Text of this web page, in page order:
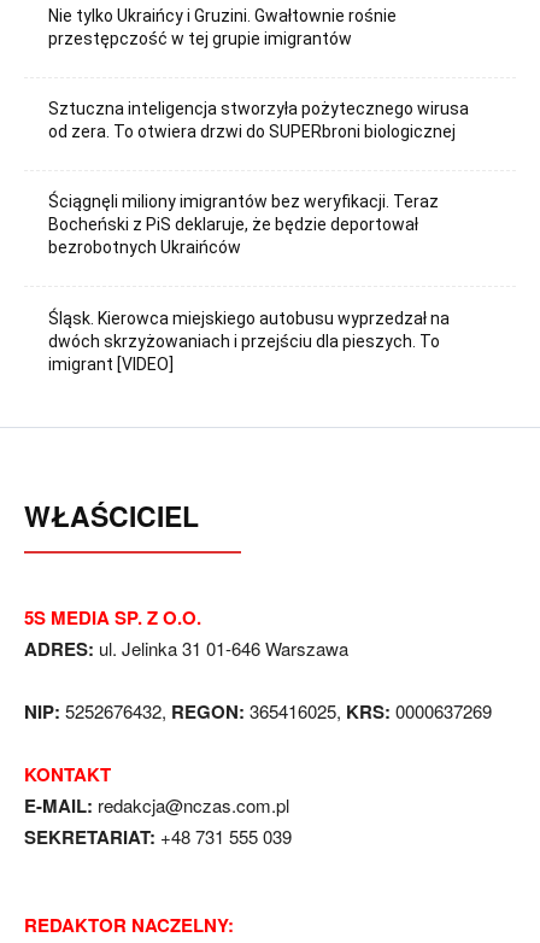
Nie tylko Ukraińcy i Gruzini. Gwałtownie rośnie
przestępczość w tej grupie imigrantów
Sztuczna inteligencja stworzyła pożytecznego wirusa
od zera. To otwiera drzwi do SUPERbroni biologicznej
Ściągnęli miliony imigrantów bez weryfikacji. Teraz
Bocheński z PiS deklaruje, że będzie deportował
bezrobotnych Ukraińców
Śląsk. Kierowca miejskiego autobusu wyprzedzał na
dwóch skrzyżowaniach i przejściu dla pieszych. To
imigrant [VIDEO]
WŁAŚCICIEL
5S MEDIA SP. Z O.O.
ADRES: ul. Jelinka 31 01-646 Warszawa
NIP: 5252676432, REGON: 365416025, KRS: 0000637269
KONTAKT
E-MAIL: redakcja@nczas.com.pl
SEKRETARIAT: +48 731 555 039
REDAKTOR NACZELNY: